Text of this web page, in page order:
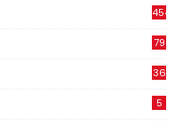
454
79
36
5